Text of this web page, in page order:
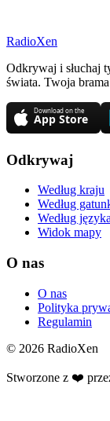
RadioXen
Odkrywaj i słuchaj
świata. Twoja
Odkrywaj
Według kraju
Według
Według języka
Widok mapy
O nas
O nas
Polityka
Regulamin
© 2026 RadioXen
Stworzone z ❤️